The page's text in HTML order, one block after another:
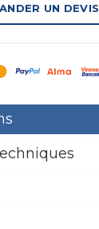
UN DEVIS